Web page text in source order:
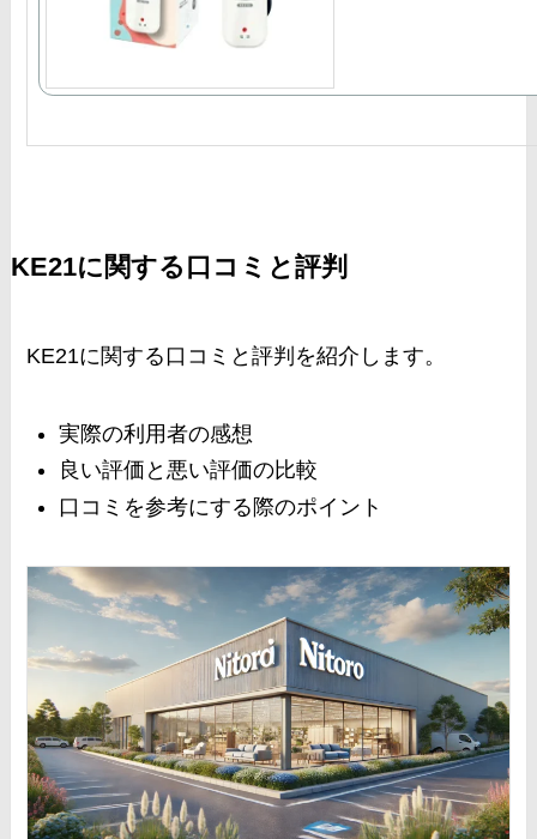
KE21に関する口コミと評判
KE21に関する口コミと評判を紹介します。
実際の利用者の感想
良い評価と悪い評価の比較
口コミを参考にする際のポイント